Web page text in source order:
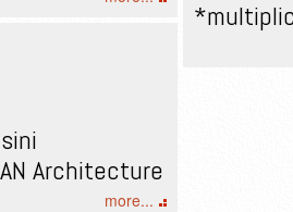
Architecture
more...